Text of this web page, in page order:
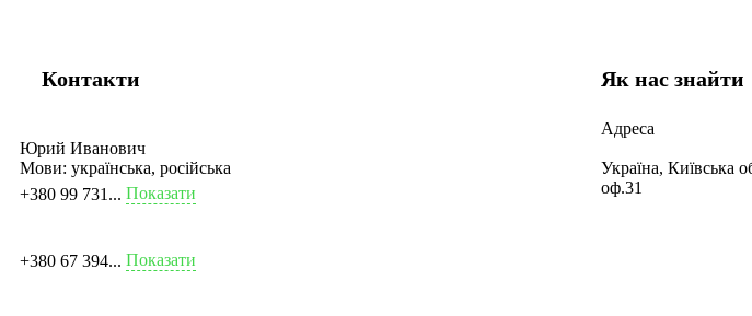
Контакти
Юрий Иванович
Мови: українська, російська
+380 99 731... Показати
+380 67 394... Показати
Як нас знайти
Адреса
Україна, Київська
оф.31